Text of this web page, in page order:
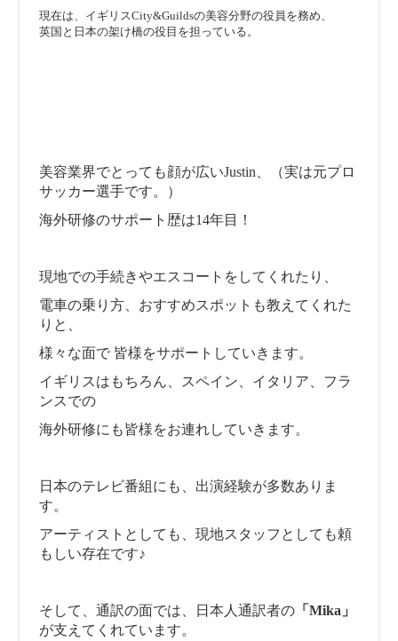
現在は、イギリスCity&Guildsの美容分野の役員を務め、
英国と日本の架け橋の役目を担っている。
美容業界でとっても顔が広いJustin、（実は元プロ
サッカー選手です。）
海外研修のサポート歴は14年目！
現地での手続きやエスコートをしてくれたり、
電車の乗り方、おすすめスポットも教えてくれた
りと、
様々な面で 皆様をサポートしていきます。
イギリスはもちろん、スペイン、イタリア、フラ
ンスでの
海外研修にも皆様をお連れしていきます。
日本のテレビ番組にも、出演経験が多数ありま
す。
アーティストとしても、現地スタッフとしても頼
もしい存在です♪
そして、通訳の面では、日本人通訳者の 「Mika」
が支えてくれています。